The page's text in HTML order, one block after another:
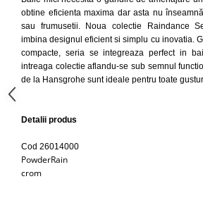
Capace WC softclose
Capace WC clasice
Capace bideuri
Pisoare
obtine eficienta maxima dar asta nu
sau frumusetii. Noua colectie Raindance
imbina designul eficient si simplu cu inovatia.
compacte, seria se integreaza perfect in
intreaga colectie aflandu-se sub semnul
de la Hansgrohe sunt ideale pentru toate
Detalii produs
Cod 26014000
PowderRain
crom